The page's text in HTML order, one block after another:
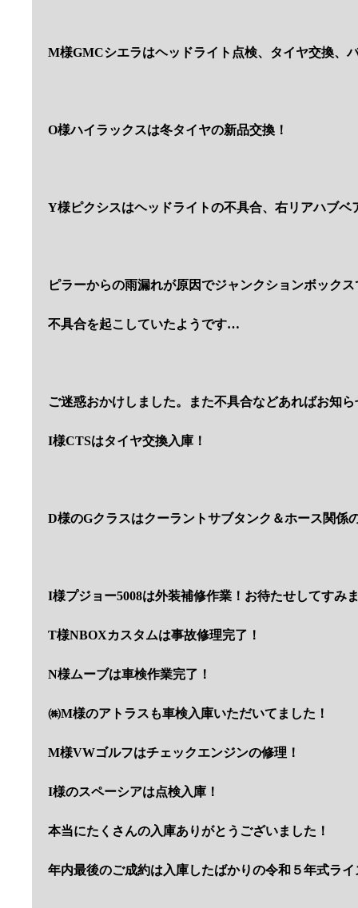
M様GMCシエラはヘッドライト点検、タイヤ交換、
O様ハイラックスは冬タイヤの新品交換！
Y様ピクシスはヘッドライトの不具合、右リアハブベ
ピラーからの雨漏れが原因でジャンクションボックス
不具合を起こしていたようです…
ご迷惑おかけしました。また不具合などあればお知
I様CTSはタイヤ交換入庫！
D様のGクラスはクーラントサブタンク＆ホース関係
I様プジョー5008は外装補修作業！お待たせしてすみ
T様NBOXカスタムは事故修理完了！
N様ムーブは車検作業完了！
㈱M様のアトラスも車検入庫いただいてました！
M様VWゴルフはチェックエンジンの修理！
I様のスペーシアは点検入庫！
本当にたくさんの入庫ありがとうございました！
年内最後のご成約は入庫したばかりの令和５年式ラ